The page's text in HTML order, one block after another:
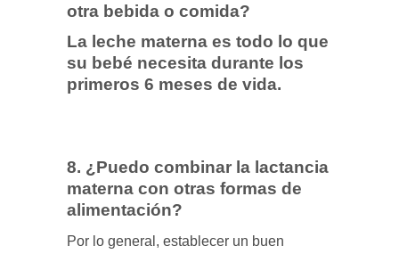
otra bebida o comida?
La leche materna es todo lo que
su bebé necesita durante los
primeros 6 meses de vida.
8. ¿Puedo combinar la lactancia
materna con otras formas de
alimentación?
Por lo general, establecer un buen